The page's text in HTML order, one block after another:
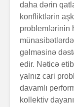
daha dərin
konfliktlərin
problemlərinin
gəlməsinə
edir. Nəticə
yalnız cari
davamlı
kollektiv